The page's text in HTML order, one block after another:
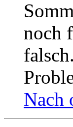
noch
Nach